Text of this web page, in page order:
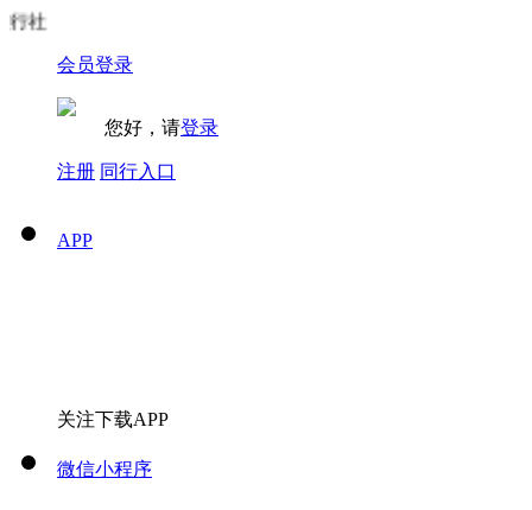
社
会员登录
您好，请登录
注册 同行入口
APP
关注下载APP
微信小程序